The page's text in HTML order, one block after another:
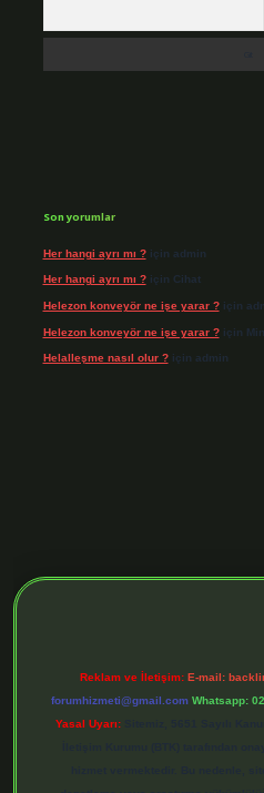
Son yorumlar
Her hangi ayrı mı ?için admin
Her hangi ayrı mı ?için Cihat
Helezon konveyör ne işe yarar ?için
Helezon konveyör ne işe yarar ?için
Helalleşme nasıl olur ?için admin
Reklam ve İletişim: E-mail:
forumhizmeti@gmail.com Whatsapp:
Yasal Uyarı: